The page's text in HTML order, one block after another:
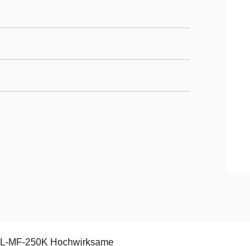
MF-250K Hochwirksame